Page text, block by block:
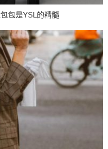
包是YSL的精髓